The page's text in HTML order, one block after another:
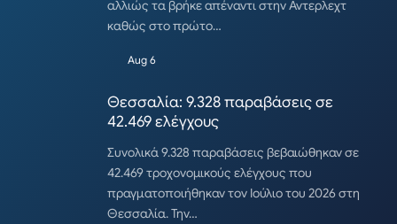
αλλιώς τα βρήκε απέναντι στην Αντερλεχτ
καθώς στο πρώτο…
Aug 6
Θεσσαλία: 9.328 παραβάσεις σε
42.469 ελέγχους
Συνολικά 9.328 παραβάσεις βεβαιώθηκαν σε
42.469 τροχονομικούς ελέγχους που
πραγματοποιήθηκαν τον Ιούλιο του 2026 στη
Θεσσαλία. Την…